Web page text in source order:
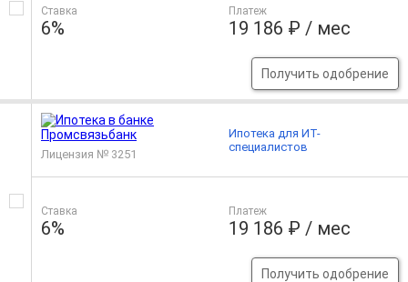
Ставка
6%
Платеж
19 186 ₽ / мес
Получить одобрение
Лицензия № 3251
Ставка
6%
Платеж
19 186 ₽ / мес
Получить одобрение
Ипотека для ИТ-
специалистов